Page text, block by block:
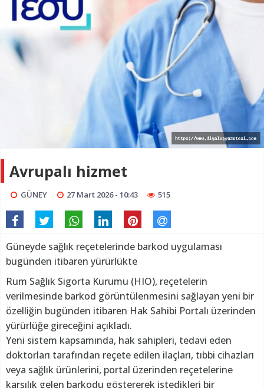
Avrupalı hizmet
GÜNEY 27 Mart 2026 - 10:43 515
Güneyde sağlık reçetelerinde barkod uygulaması
bugünden itibaren yürürlükte
Rum Sağlık Sigorta Kurumu (HIO), reçetelerin
verilmesinde barkod görüntülenmesini sağlayan yeni bir
özelliğin bugünden itibaren Hak Sahibi Portalı üzerinden
yürürlüğe gireceğini açıkladı.
Yeni sistem kapsamında, hak sahipleri, tedavi eden
doktorları tarafından reçete edilen ilaçları, tıbbi cihazları
veya sağlık ürünlerini, portal üzerinden reçetelerine
karşılık gelen barkodu göstererek istedikleri bir